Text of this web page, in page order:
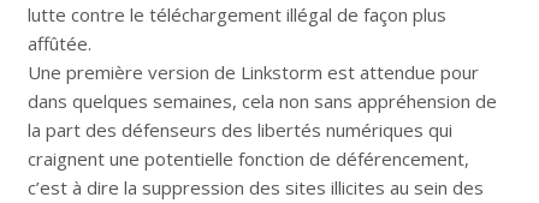
lutte contre le téléchargement illégal de façon plus
affûtée.
Une première version de Linkstorm est attendue pour
dans quelques semaines, cela non sans appréhension de
la part des défenseurs des libertés numériques qui
craignent une potentielle fonction de déférencement,
c’est à dire la suppression des sites illicites au sein des